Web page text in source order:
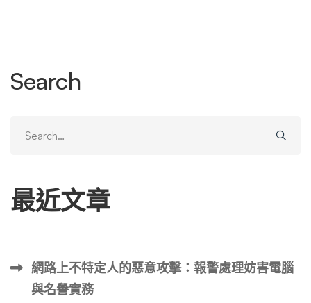
仍帶著悔恨。「我完全沒意識到這已經觸犯了法律界線。」
的表情，組成了他人生中最漫長的一天。 司法程序：漫長
災，但有罪判決的紀錄卻像一把隱形的枷鎖，牢牢鎖住了他
的人生。 「緩刑期間，我嘗試申請了數十份工作。」明遠
明遠難受的是，他的判決書被公開在司法院法學資料檢索系
統中，任何人都可以輕易查詢到他的過去。就連親友的子女
Search
for:
最近文章
網路上不特定人的惡意攻擊：報警處理妨害電腦
與名譽實務